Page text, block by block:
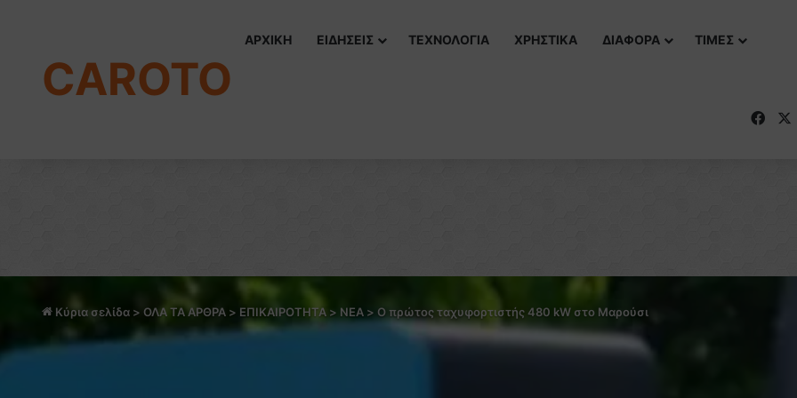
CAROTO
ΑΡΧΙΚΗ ΕΙΔΗΣΕΙΣ ΤΕΧΝΟΛΟΓΙΑ ΧΡΗΣΤΙΚΑ ΔΙΑΦΟΡΑ ΤΙΜΕΣ
Κύρια σελίδα > ΟΛΑ ΤΑ ΑΡΘΡΑ > ΕΠΙΚΑΙΡΟΤΗΤΑ > NEA > Ο πρώτος ταχυφορτιστής 480 kW στο Μαρούσι